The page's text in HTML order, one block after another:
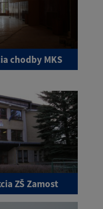
chodby MKS
ZŠ Zamost